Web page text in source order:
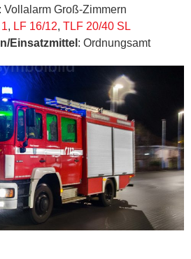
: Vollalarm Groß-Zimmern
1, LF 16/12, TLF 20/40 SL
Einsatzmittel : Ordnungsamt